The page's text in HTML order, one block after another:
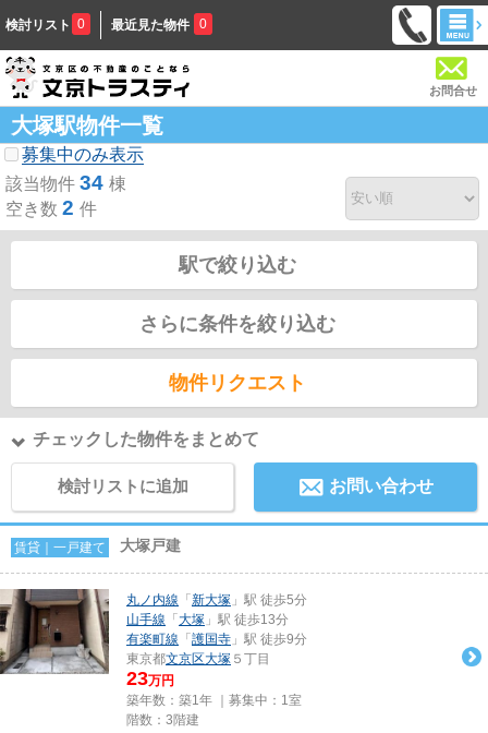
検討リスト 0 最近見た物件 0
お問合せ
大塚駅物件一覧
募集中のみ表示
該当物件 34 棟
空き数 2 件
駅で絞り込む
さらに条件を絞り込む
物件リクエスト
チェックした物件をまとめて
検討リストに追加 お問い合わせ
賃貸｜一戸建て 大塚戸建
丸ノ内線 「 新大塚 」駅 徒歩5分
山手線 「 大塚 」駅 徒歩13分
有楽町線 「 護国寺 」駅 徒歩9分
東京都文京区大塚 ５丁目
23万円
築年数：築1年 ｜募集中： 1室
階数：3階建